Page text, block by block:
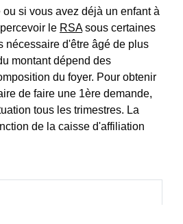
si vous avez déjà un enfant à
le RSAsous certaines
nécessaire d'être âgé de plus
montant dépend des
du foyer. Pour obtenir
de faire une 1ère demande,
tous les trimestres. La
de la caisse d'affiliation